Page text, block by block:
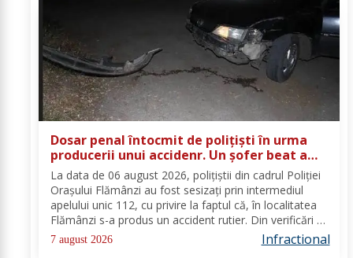
Dosar penal întocmit de polițiști în urma
producerii unui accidenr. Un șofer beat a
lovit un cap de pod
La data de 06 august 2026, polițiștii din cadrul Poliției
Orașului Flămânzi au fost sesizați prin intermediul
apelului unic 112, cu privire la faptul că, în localitatea
Flămânzi s-a produs un accident rutier. Din verificări a
reieșit faptul că, în timp ce se deplasa pe strada
Tulburea din orașul...
7 august 2026 Infractional